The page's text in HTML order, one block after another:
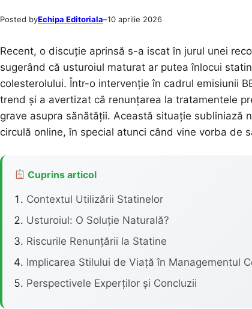
Posted byEchipa Editoriala–10 aprilie 2026
Recent, o discuție aprinsă s-a iscat în jurul unei
sugerând că usturoiul maturat ar putea înlocui
colesterolului. Într-o intervenție în cadrul emisiunii
trend și a avertizat că renunțarea la tratamentele
grave asupra sănătății. Această situație subliniază
circulă online, în special atunci când vine vorba de
Cuprins articol
Contextul Utilizării Statinelor
Usturoiul: O Soluție Naturală?
Riscurile Renunțării la Statine
Implicarea Stilului de Viață în Managementul
Perspectivele Experților și Concluzii